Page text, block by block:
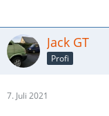
Jack GT
Profi
7. Juli 2021